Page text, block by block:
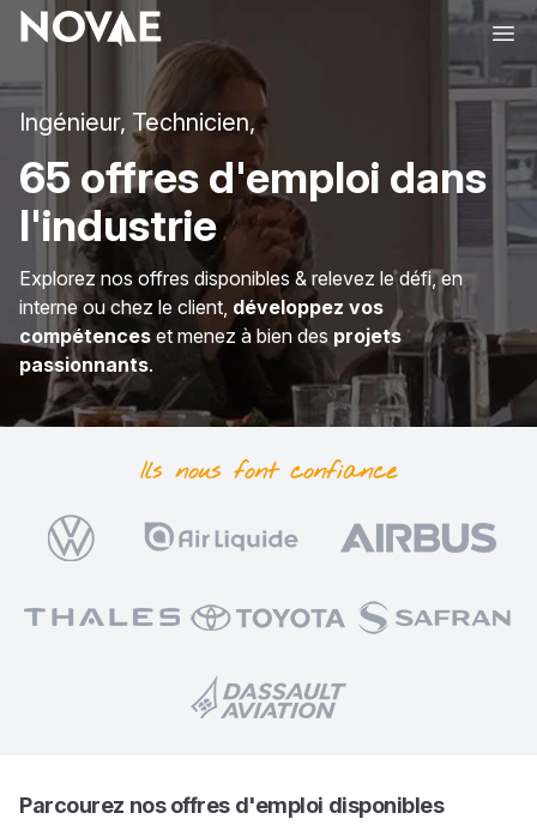
Ingénieur, Technicien,
65 offres d'emploi dans
l'industrie
Explorez nos offres disponibles & relevez le défi, en
interne ou chez le client, développez vos
compétences et menez à bien des projets
passionnants.
Ils nous fontconfiance
Parcourez nos offres d'emploi disponibles